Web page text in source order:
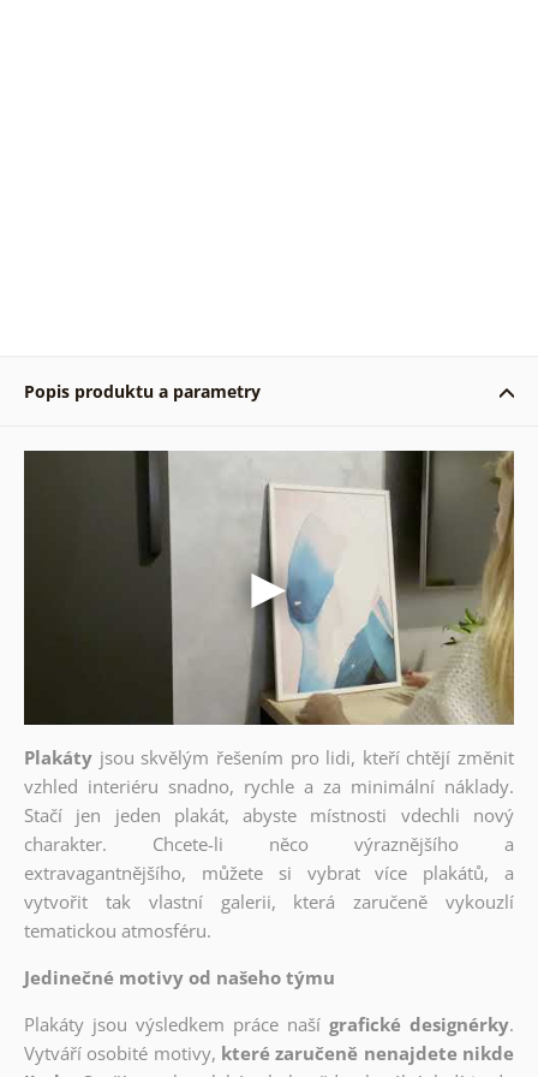
Popis produktu a parametry
Plakáty jsou skvělým řešením pro lidi, kteří chtějí změnit
vzhled interiéru snadno, rychle a za minimální náklady.
Stačí jen jeden plakát, abyste místnosti vdechli nový
charakter. Chcete-li něco výraznějšího a
extravagantnějšího, můžete si vybrat více plakátů, a
vytvořit tak vlastní galerii, která zaručeně vykouzlí
tematickou atmosféru.
Jedinečné motivy od našeho týmu
Plakáty jsou výsledkem práce naší grafické designérky.
Vytváří osobité motivy, které zaručeně nenajdete nikde